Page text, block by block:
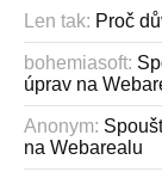
Len tak: Proč
bohemiasoft:
úprav na
Anonym:
na Webarealu